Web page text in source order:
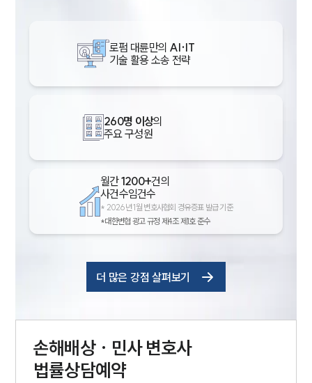
로펌 대륜만의 AI·IT
기술 활용 소송 전략
260명 이상의
주요 구성원
월간1200+건의
사건수임건수
* 2026년 1월 변호사협회 경유증표 발급 기준
*대한변협 광고 규정 제4조 제1호 준수
더 많은 강점 살펴보기
손해배상 · 민사변호사
법률상담예약